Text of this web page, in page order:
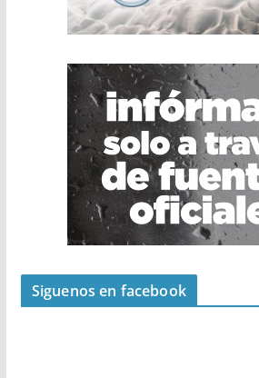
Siguenos en facebook